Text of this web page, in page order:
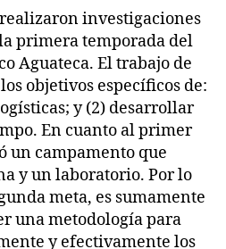
realizaron investigaciones
primera temporada del
Aguateca. El trabajo de
objetivos específicos de:
y (2) desarrollar
En cuanto al primer
un campamento que
y un laboratorio. Por lo
meta, es sumamente
una metodología para
y efectivamente los